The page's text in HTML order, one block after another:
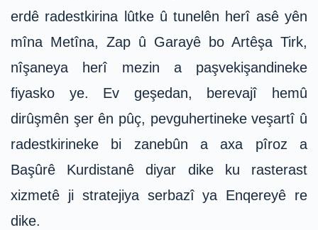
erdê radestkirina lûtke û tunelên herî asê yên
mîna Metîna, Zap û Garayê bo Artêşa Tirk,
nîşaneya herî mezin a paşvekişandineke
fiyasko ye. Ev geşedan, berevajî hemû
dirûşmên şer ên pûç, pevguhertineke veşartî û
radestkirineke bi zanebûn a axa pîroz a
Başûrê Kurdistanê diyar dike ku rasterast
xizmetê ji stratejiya serbazî ya Enqereyê re
dike.